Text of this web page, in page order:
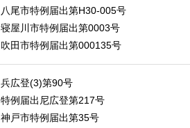
八尾市特例届出第H30-005号
寝屋川市特例届出第0003号
吹田市特例届出第000135号
兵広登(3)第90号
特例届出尼広登第217号
神戸市特例届出第35号